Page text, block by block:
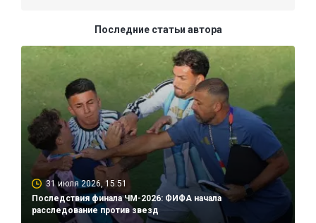
Последние статьи автора
31 июля 2026, 15:51
Последствия финала ЧМ-2026: ФИФА начала
расследование против звезд